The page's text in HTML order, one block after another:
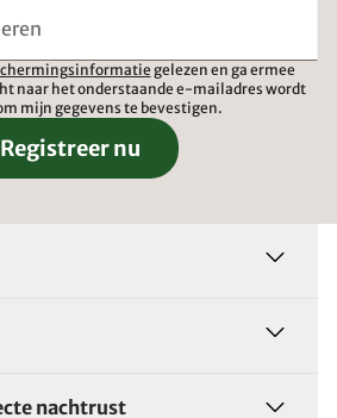
gelezen en ga ermee
naar het onderstaande e-mailadres wordt
mijn gegevens te bevestigen.
Registreer nu
nachtrust